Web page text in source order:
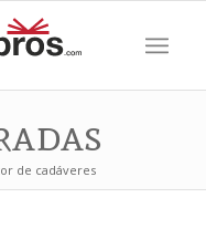
de cadáveres